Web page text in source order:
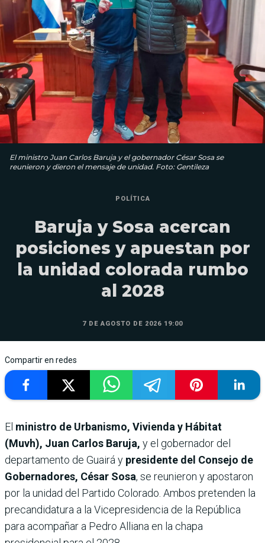
El ministro Juan Carlos Baruja y el gobernador César Sosa se
reunieron y dieron el mensaje de unidad. Foto: Gentileza
POLÍTICA
Baruja y Sosa acercan
posiciones y apuestan por
la unidad colorada rumbo
al 2028
7 DE AGOSTO DE 2026 19:00
Compartir en redes
El ministro de Urbanismo, Vivienda y Hábitat
(Muvh), Juan Carlos Baruja, y el gobernador del
departamento de Guairá y presidente del Consejo de
Gobernadores, César Sosa, se reunieron y apostaron
por la unidad del Partido Colorado. Ambos pretenden la
precandidatura a la Vicepresidencia de la República
para acompañar a Pedro Alliana en la chapa